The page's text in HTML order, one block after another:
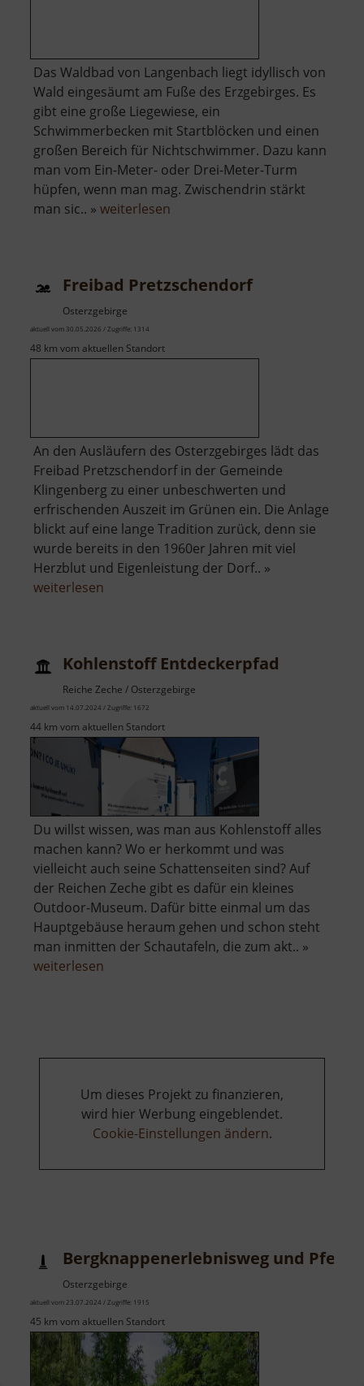
Das Waldbad von Langenbach liegt idyllisch von
Wald eingesäumt am Fuße des Erzgebirges. Es
gibt eine große Liegewiese, ein
Schwimmerbecken mit Startblöcken und einen
großen Bereich für Nichtschwimmer. Dazu kann
man vom Ein-Meter- oder Drei-Meter-Turm
hüpfen, wenn man mag. Zwischendrin stärkt
man sic.. » weiterlesen
Freibad Pretzschendorf
Osterzgebirge
aktuell vom 30.05.2026 / Zugriffe: 1314
48 km vom aktuellen Standort
An den Ausläufern des Osterzgebirges lädt das
Freibad Pretzschendorf in der Gemeinde
Klingenberg zu einer unbeschwerten und
erfrischenden Auszeit im Grünen ein. Die Anlage
blickt auf eine lange Tradition zurück, denn sie
wurde bereits in den 1960er Jahren mit viel
Herzblut und Eigenleistung der Dorf.. »
weiterlesen
Kohlenstoff Entdeckerpfad
Reiche Zeche / Osterzgebirge
aktuell vom 14.07.2024 / Zugriffe: 1672
44 km vom aktuellen Standort
Du willst wissen, was man aus Kohlenstoff alles
machen kann? Wo er herkommt und was
vielleicht auch seine Schattenseiten sind? Auf
der Reichen Zeche gibt es dafür ein kleines
Outdoor-Museum. Dafür bitte einmal um das
Hauptgebäuse heraum gehen und schon steht
man inmitten der Schautafeln, die zum akt.. »
weiterlesen
Um dieses Projekt zu finanzieren,
wird hier Werbung eingeblendet.
Cookie-Einstellungen ändern.
Bergknappenerlebnisweg und
Osterzgebirge
aktuell vom 23.07.2024 / Zugriffe: 1915
45 km vom aktuellen Standort